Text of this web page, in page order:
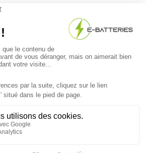
?